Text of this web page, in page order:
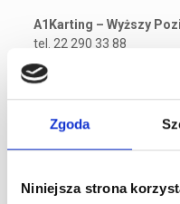
Zgoda
Niniejsza strona
A1Karting – Wyższy
tel. 22 290 33 88
e-mail: biuro@a1karting.pl
ul. Jagiellońska 82,
www.a1karting.pl